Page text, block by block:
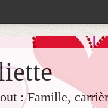
: Famille,